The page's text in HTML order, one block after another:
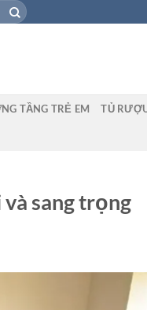
TẦNG TRẺ EM TỦ
sang trọng